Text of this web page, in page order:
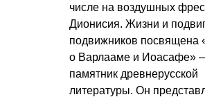
числе на воздушных
Дионисия. Жизни и
подвижников посвящена
о Варлааме и Иоасафе»
памятник древнерусской
литературы. Он